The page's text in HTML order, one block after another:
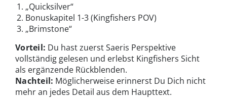
„Quicksilver“
Bonuskapitel 1-3 (Kingfishers POV)
„Brimstone“
Vorteil: Du hast zuerst Saeris Perspektive
vollständig gelesen und erlebst Kingfishers Sicht
als ergänzende Rückblenden.
Nachteil: Möglicherweise erinnerst Du Dich nicht
mehr an jedes Detail aus dem Haupttext.